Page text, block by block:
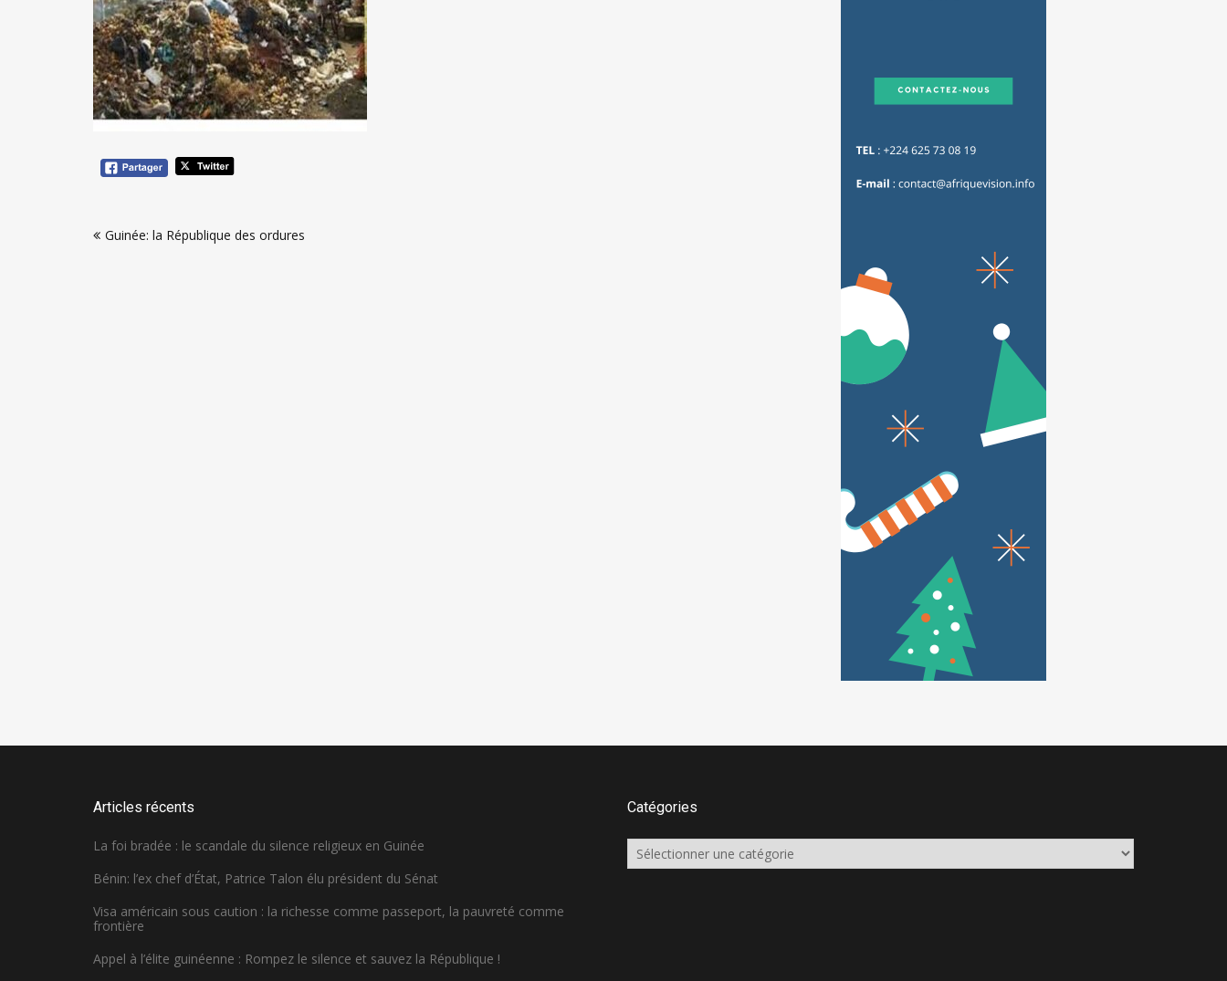
deGuinée: la République des ordures
Articles récents
La foi bradée : le scandale du silence religieux en Guinée
Bénin: l’ex chef d’État, Patrice Talon élu président du Sénat
Visa américain sous caution : la richesse comme passeport, la pauvreté comme
frontière
Appel à l’élite guinéenne : Rompez le silence et sauvez la République !
Catégories
Catégories